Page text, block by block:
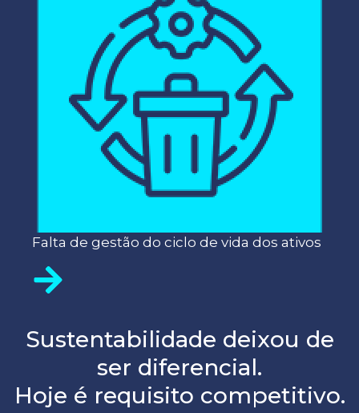
Falta de gestão do ciclo de vida dos ativos
Sustentabilidade deixou de
ser diferencial.
Hoje é requisito competitivo.